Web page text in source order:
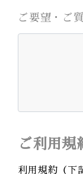
ご要望・ご
ご利用規
利用規約（下